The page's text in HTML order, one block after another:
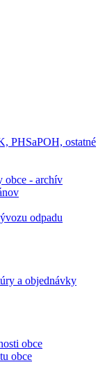
PHSaPOH, ostatné
obce - archív
odpadu
a objednávky
obce
obce